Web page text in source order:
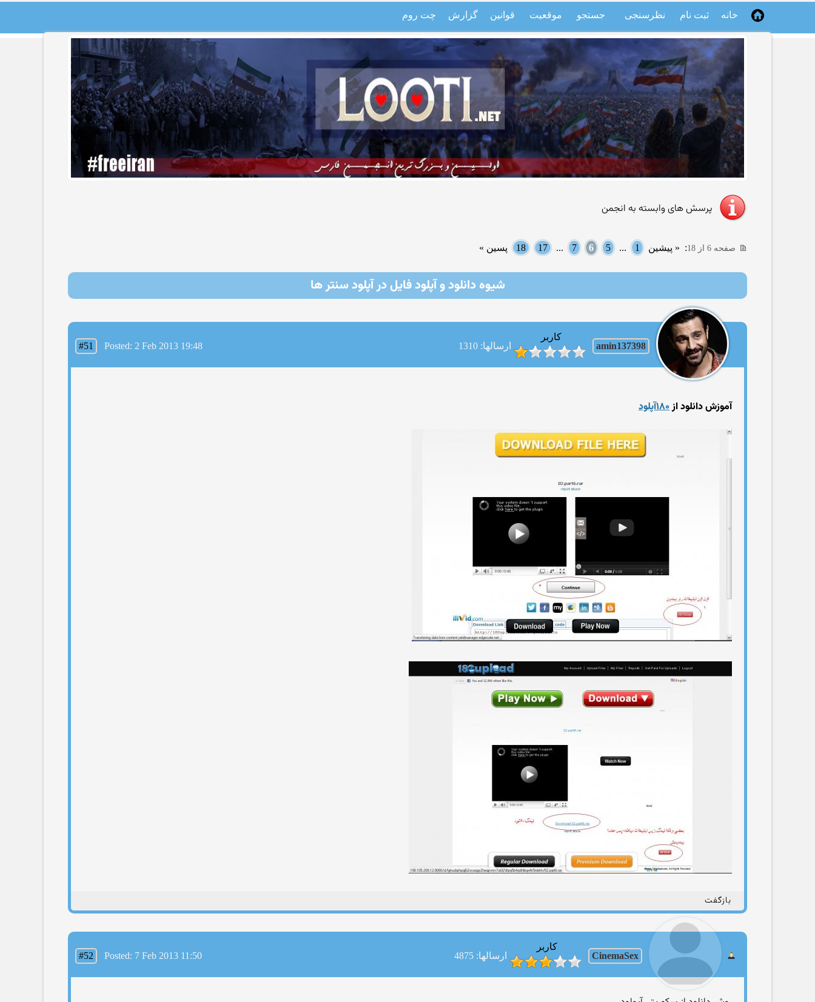
خانه ثبت نام نظرسنجی جستجو موقعیت قوانین گزارش چت روم
پرسش های وابسته به انجمن
صفحه 6 از 18 : « پیشین 1
...
5
6
7
...
17
18 پسین »
شیوه دانلود و آپلود فایل در آپلود سنتر ها
amin137398
کاربر
ارسالها: 1310
#51 Posted: 2 Feb 2013 19:48
آموزش دانلود از۱۸۰آپلود
بازگفت
CinemaSex
کاربر
ارسالها: 4875
#52 Posted: 7 Feb 2013 11:50